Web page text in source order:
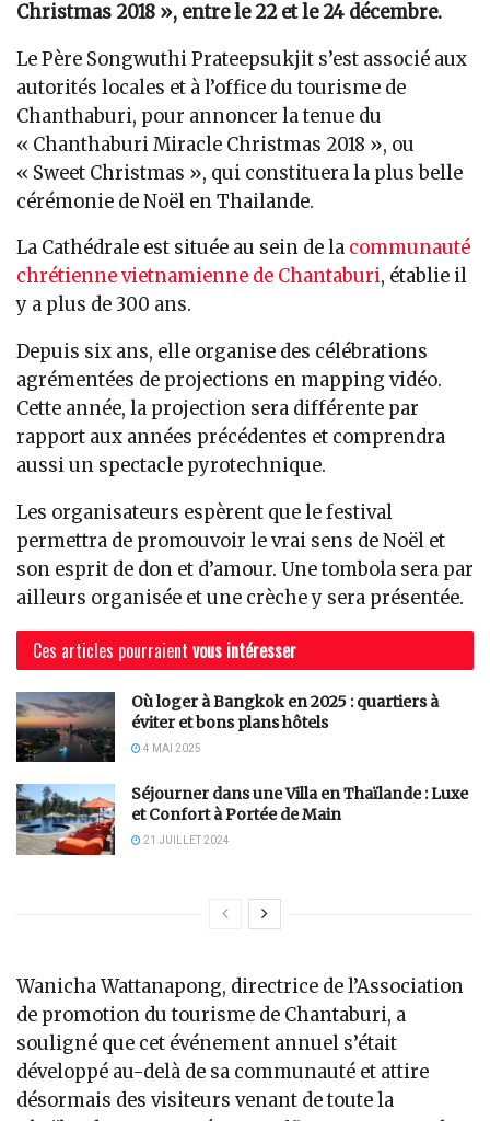
Christmas 2018 », entre le 22 et le 24 décembre.
Le Père Songwuthi Prateepsukjit s’est associé aux
autorités locales et à l’office du tourisme de
Chanthaburi, pour annoncer la tenue du
« Chanthaburi Miracle Christmas 2018 », ou
« Sweet Christmas », qui constituera la plus belle
cérémonie de Noël en Thailande.
La Cathédrale est située au sein de la communauté
chrétienne vietnamienne de Chantaburi, établie il
y a plus de 300 ans.
Depuis six ans, elle organise des célébrations
agrémentées de projections en mapping vidéo.
Cette année, la projection sera différente par
rapport aux années précédentes et comprendra
aussi un spectacle pyrotechnique.
Les organisateurs espèrent que le festival
permettra de promouvoir le vrai sens de Noël et
son esprit de don et d’amour. Une tombola sera par
ailleurs organisée et une crèche y sera présentée.
Ces articles pourraient vous intéresser
Où loger à Bangkok en 2025 : quartiers à
éviter et bons plans hôtels
4 MAI 2025
Séjourner dans une Villa en Thaïlande : Luxe
et Confort à Portée de Main
21 JUILLET 2024
Wanicha Wattanapong, directrice de l’Association
de promotion du tourisme de Chantaburi, a
souligné que cet événement annuel s’était
développé au-delà de sa communauté et attire
désormais des visiteurs venant de toute la